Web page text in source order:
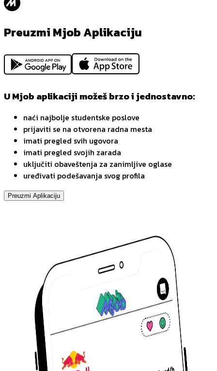
Preuzmi Mjob Aplikaciju
U Mjob aplikaciji možeš brzo i jednostavno:
naći najbolje studentske poslove
prijaviti se na otvorena radna mesta
imati pregled svih ugovora
imati pregled svojih zarada
uključiti obaveštenja za zanimljive oglase
uređivati podešavanja svog profila
Preuzmi Aplikaciju